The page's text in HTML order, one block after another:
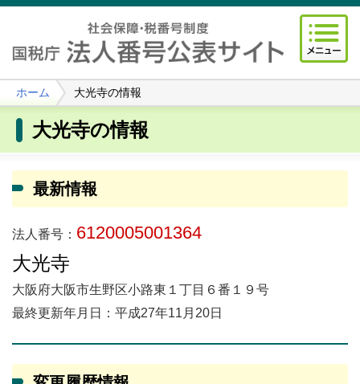
ホーム 大光寺の情報
大光寺の情報
最新情報
法人番号： 6120005001364
大光寺
大阪府大阪市生野区小路東１丁目６番１９号
最終更新年月日：平成27年11月20日